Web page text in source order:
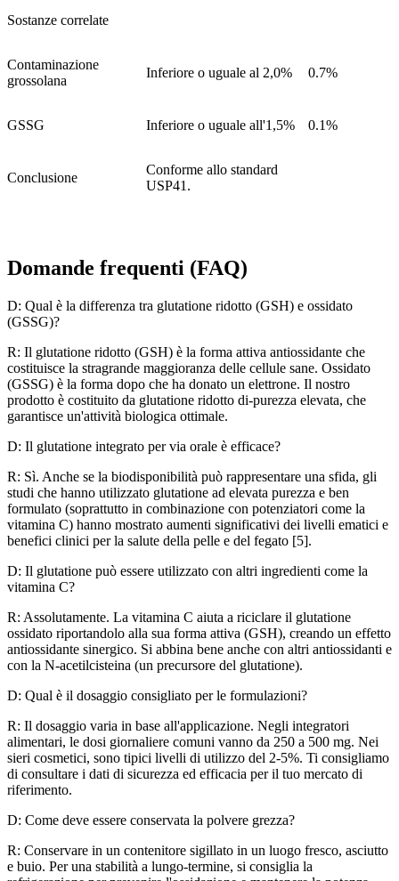
Sostanze correlate
Contaminazione
grossolana
Inferiore o uguale al 2,0% 0.7%
GSSG Inferiore o uguale all'1,5% 0.1%
Conclusione
Conforme allo standard
USP41.
Domande frequenti (FAQ)
D: Qual è la differenza tra glutatione ridotto (GSH) e ossidato
(GSSG)?
R: Il glutatione ridotto (GSH) è la forma attiva antiossidante che
costituisce la stragrande maggioranza delle cellule sane. Ossidato
(GSSG) è la forma dopo che ha donato un elettrone. Il nostro
prodotto è costituito da glutatione ridotto di-purezza elevata, che
garantisce un'attività biologica ottimale.
D: Il glutatione integrato per via orale è efficace?
R: Sì. Anche se la biodisponibilità può rappresentare una sfida, gli
studi che hanno utilizzato glutatione ad elevata purezza e ben
formulato (soprattutto in combinazione con potenziatori come la
vitamina C) hanno mostrato aumenti significativi dei livelli ematici e
benefici clinici per la salute della pelle e del fegato [5].
D: Il glutatione può essere utilizzato con altri ingredienti come la
vitamina C?
R: Assolutamente. La vitamina C aiuta a riciclare il glutatione
ossidato riportandolo alla sua forma attiva (GSH), creando un effetto
antiossidante sinergico. Si abbina bene anche con altri antiossidanti e
con la N-acetilcisteina (un precursore del glutatione).
D: Qual è il dosaggio consigliato per le formulazioni?
R: Il dosaggio varia in base all'applicazione. Negli integratori
alimentari, le dosi giornaliere comuni vanno da 250 a 500 mg. Nei
sieri cosmetici, sono tipici livelli di utilizzo del 2-5%. Ti consigliamo
di consultare i dati di sicurezza ed efficacia per il tuo mercato di
riferimento.
D: Come deve essere conservata la polvere grezza?
R: Conservare in un contenitore sigillato in un luogo fresco, asciutto
e buio. Per una stabilità a lungo-termine, si consiglia la